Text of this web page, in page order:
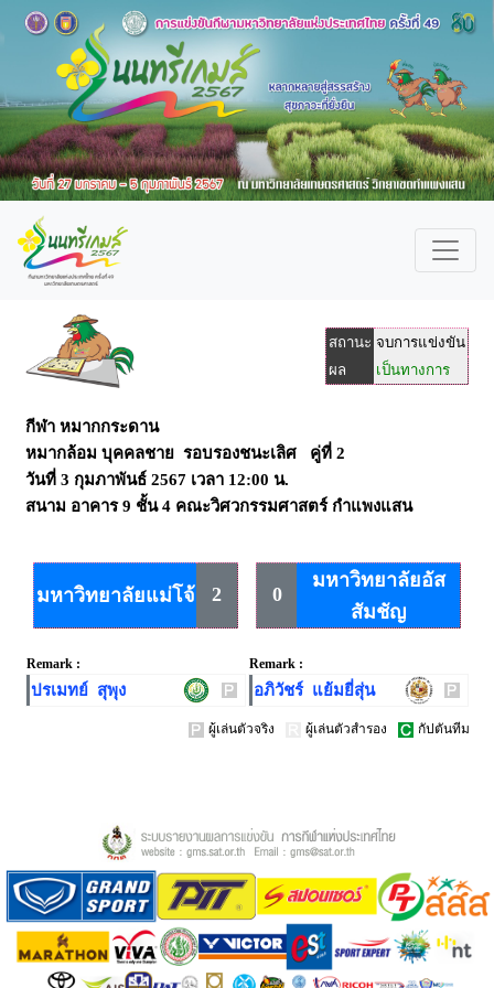
สถานะ จบการแข่งขัน
ผล
เป็นทางการ
กีฬา หมากกระดาน
หมากล้อม บุคคลชาย รอบรองชนะเลิศ คู่ที่ 2
วันที่ 3 กุมภาพันธ์ 2567 เวลา 12:00 น.
สนาม อาคาร 9 ชั้น 4 คณะวิศวกรรมศาสตร์ กำแพงแสน
มหาวิทยาลัยแม่โจ้ 2
Remark :
ปรเมทย์ สุพุง
0
มหาวิทยาลัยอัส
สัมชัญ
Remark :
อภิวัชร์ แย้มยี่สุ่น
ผู้เล่นตัวจริง ผู้เล่นตัวสำรอง กัปตันทีม